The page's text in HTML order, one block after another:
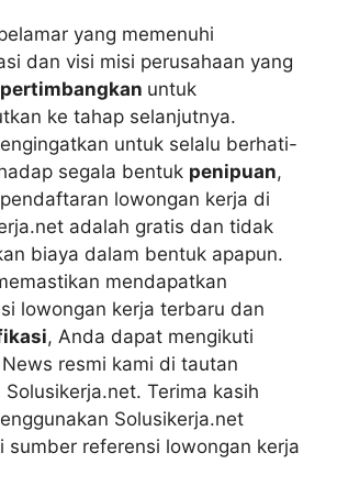
yang memenuhi
dan visi misi perusahaan yang
untuk
ke tahap selanjutnya.
untuk selalu berhati-
segala bentuk penipuan,
lowongan kerja di
adalah gratis dan tidak
biaya dalam bentuk apapun.
mendapatkan
lowongan kerja terbaru dan
, Anda dapat mengikuti
resmi kami di tautan
Solusikerja.net. Terima kasih
Solusikerja.net
sumber referensi lowongan kerja